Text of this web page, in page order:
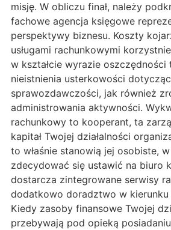
misję. W obliczu finał, należy
fachowe agencja księgowe
perspektywy biznesu. Koszty
usługami rachunkowymi
w kształcie wyrazie oszczędności
nieistnienia usterkowości
sprawozdawczości, jak również
administrowania aktywności.
rachunkowy to kooperant, ta
kapitał Twojej działalności
to właśnie stanowią jej osobiste,
zdecydować się ustawić na biuro
dostarcza zintegrowane serwisy
dodatkowo doradztwo w kierunku
Kiedy zasoby finansowe Twojej
przebywają pod opieką